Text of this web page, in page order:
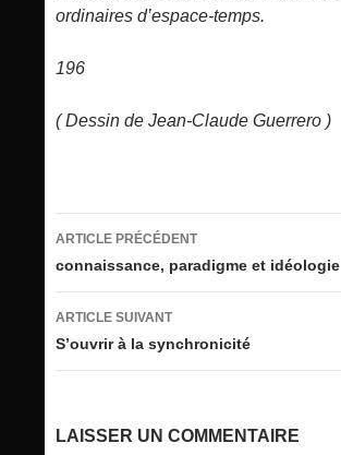
ordinaires d’espace-temps.
196
( Dessin de Jean-Claude Guerrero )
Navigation
des
articles
ARTICLE PRÉCÉDENT
connaissance, paradigme et idéologie
ARTICLE SUIVANT
S’ouvrir à la synchronicité
LAISSER UN COMMENTAIRE